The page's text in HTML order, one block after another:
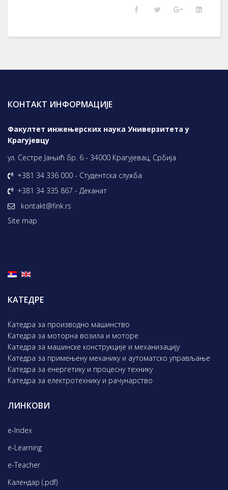
КОНТАКТ ИНФОРМАЦИЈЕ
Факултет инжењерских наука Универзитета у
Крагујевцу
ул. Сестре Јањић бр. 6 - 34000 Крагујевац, Србија
+381 34 336 000 - Студентска служба
+381 34 335 867 - Деканат
kontakt@fink.rs
Site map
КАТЕДРЕ
Катедра за производно машинство
Катедра за моторна возила и моторе
Катедра за машинске конструкције и механизацију
Катедра за примењену механику и аутоматско управљање
Катедра за енергетику и процесну технику
Катедра за електротехнику и рачунарство
ЛИНКОВИ
e-Index
e-Learning
e-Teacher
Календар (.pdf)